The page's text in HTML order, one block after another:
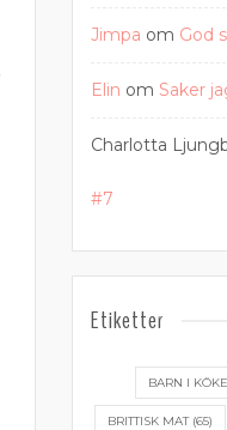
Jimpa om God
Elin om Saker
Charlotta
#7
Etiketter
BARN I
BRITTISK MAT(65)